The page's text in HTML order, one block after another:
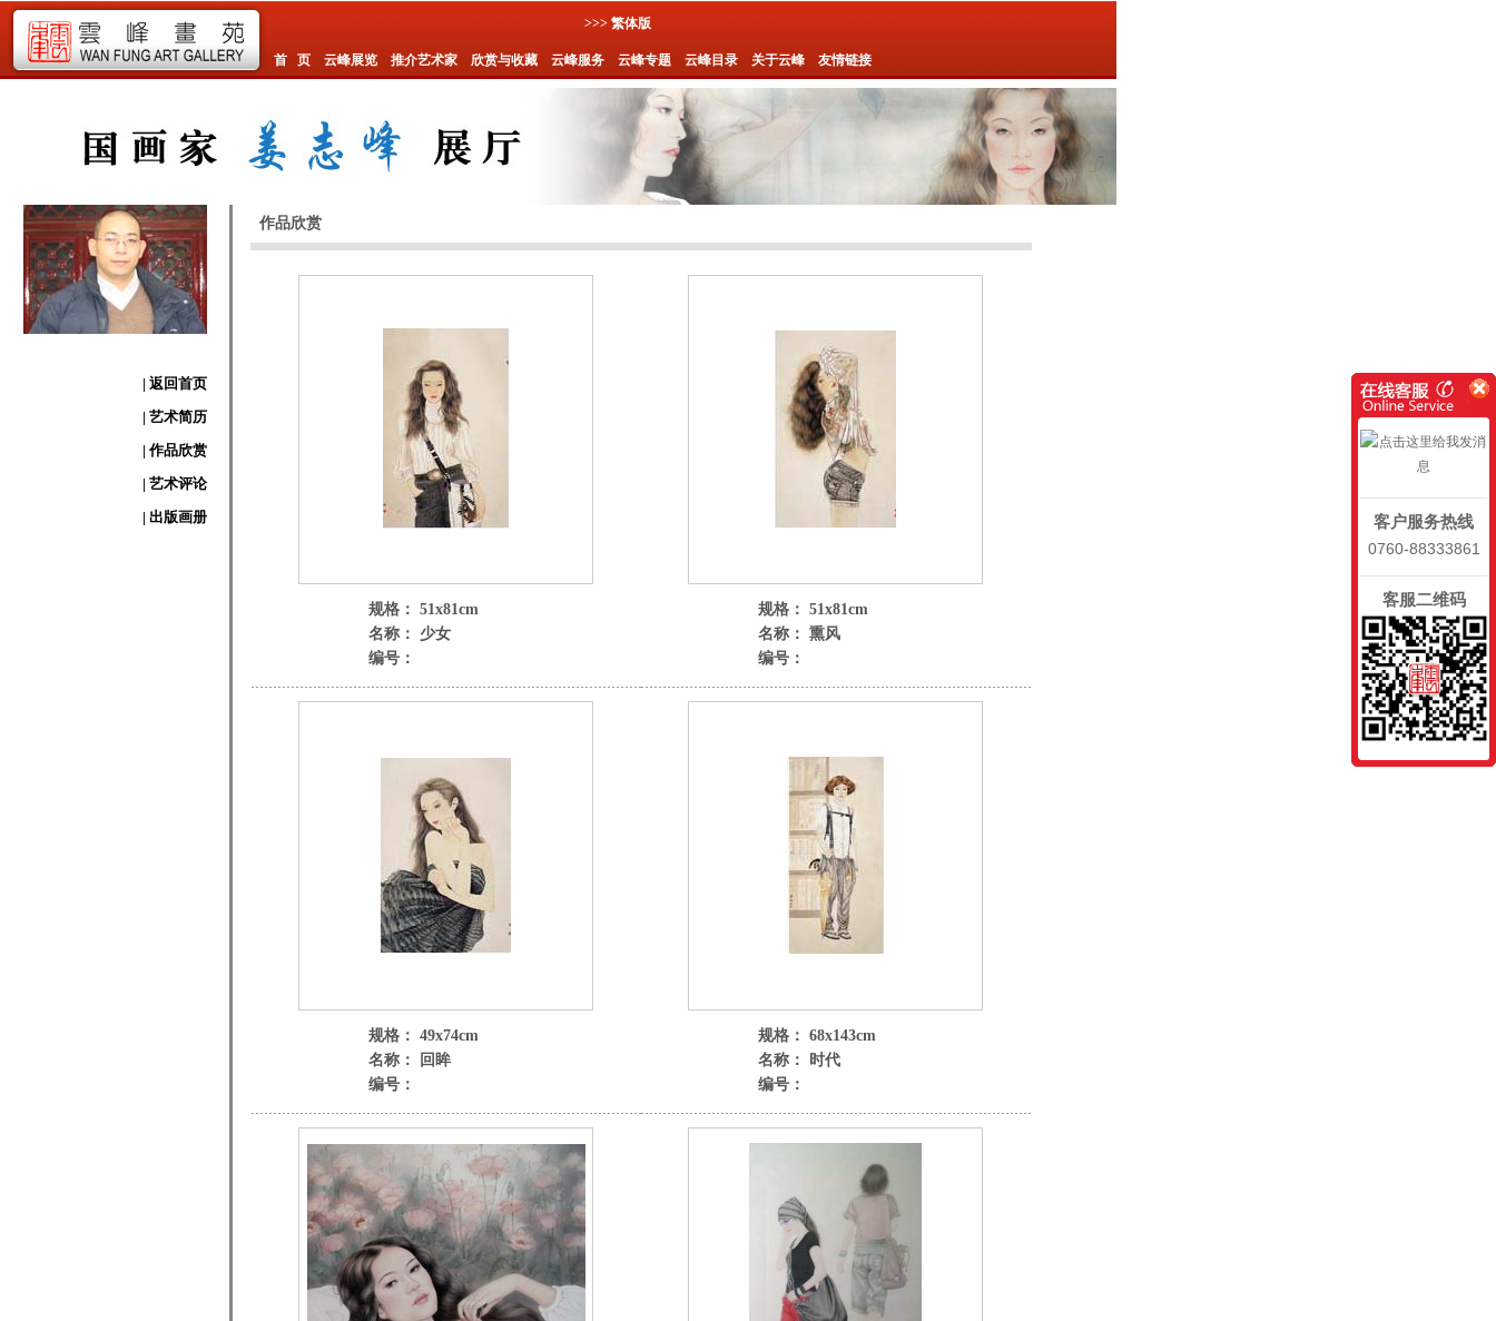
>>> 繁体版
首 页 云峰展览 推介艺术家 欣赏与收藏 云峰服务 云峰专题 云峰目录 关于云峰 友情链接
| 返回首页
| 艺术简历
| 作品欣赏
| 艺术评论
| 出版画册
作品欣赏
规格： 51x81cm
名称： 少女
编号：
规格： 51x81cm
名称： 熏风
编号：
规格： 49x74cm
名称： 回眸
编号：
规格： 68x143cm
名称： 时代
编号：
客户服务热线
0760-88333861
客服二维码